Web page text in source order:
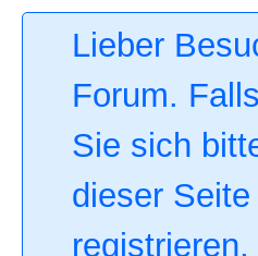
Lieber
Forum.
Sie sich
dieser